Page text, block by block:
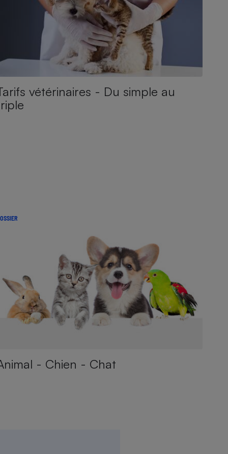
vétérinaires - Du simple au
- Chien - Chat